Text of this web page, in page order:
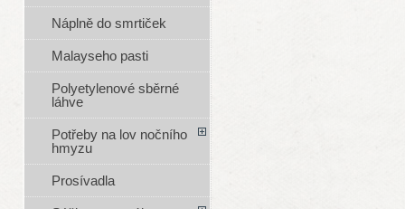
Náplně do smrtiček
Malayseho pasti
Polyetylenové sběrné
láhve
Potřeby na lov nočního
hmyzu
Prosívadla